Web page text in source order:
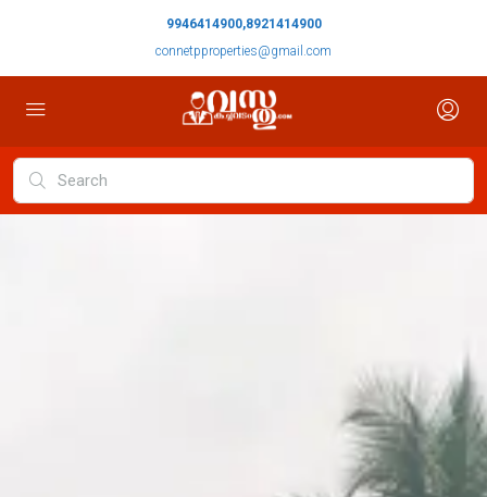
9946414900,8921414900
connetpproperties@gmail.com